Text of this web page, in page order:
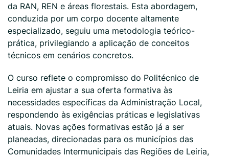
da RAN, REN e áreas florestais. Esta abordagem,
conduzida por um corpo docente altamente
especializado, seguiu uma metodologia teórico-
prática, privilegiando a aplicação de conceitos
técnicos em cenários concretos.
O curso reflete o compromisso do Politécnico de
Leiria em ajustar a sua oferta formativa às
necessidades específicas da Administração Local,
respondendo às exigências práticas e legislativas
atuais. Novas ações formativas estão já a ser
planeadas, direcionadas para os municípios das
Comunidades Intermunicipais das Regiões de Leiria,